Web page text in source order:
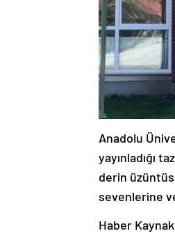
Anadolu
yayınladığı
derin
sevenlerine
Haber